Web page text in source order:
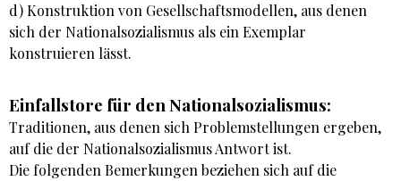
d) Konstruktion von Gesellschaftsmodellen, aus denen
sich der Nationalsozialismus als ein Exemplar
konstruieren lässt.
Einfallstore für den Nationalsozialismus:
Traditionen, aus denen sich Problemstellungen ergeben,
auf die der Nationalsozialismus Antwort ist.
Die folgenden Bemerkungen beziehen sich auf die